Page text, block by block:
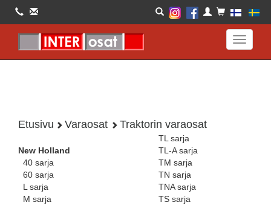
Toggle
Etusivu Varaosat Traktorin varaosat
New Holland
40 sarja
60 sarja
L sarja
M sarja
TL sarja
TL-A sarja
TM sarja
TN sarja
TNA sarja
TS sarja